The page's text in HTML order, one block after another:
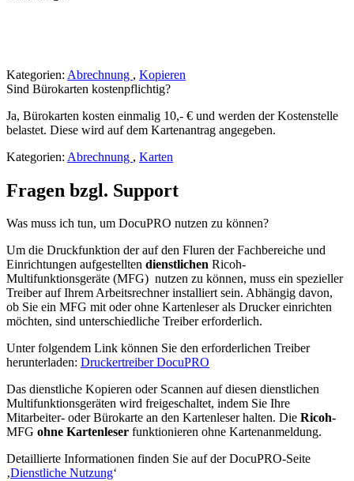
Kategorien: Abrechnung , Kopieren
Sind Bürokarten kostenpflichtig?
Ja, Bürokarten kosten einmalig 10,- € und werden der Kostenstelle
belastet. Diese wird auf dem Kartenantrag angegeben.
Kategorien: Abrechnung , Karten
Fragen bzgl. Support
Was muss ich tun, um DocuPRO nutzen zu können?
Um die Druckfunktion der auf den Fluren der Fachbereiche und
Einrichtungen aufgestellten dienstlichen Ricoh-
Multifunktionsgeräte (MFG) nutzen zu können, muss ein spezieller
Treiber auf Ihrem Arbeitsrechner installiert sein. Abhängig davon,
ob Sie ein MFG mit oder ohne Kartenleser als Drucker einrichten
möchten, sind unterschiedliche Treiber erforderlich.
Unter folgendem Link können Sie den erforderlichen Treiber
herunterladen: Druckertreiber DocuPRO
Das dienstliche Kopieren oder Scannen auf diesen dienstlichen
Multifunktionsgeräten wird freigeschaltet, indem Sie Ihre
Mitarbeiter- oder Bürokarte an den Kartenleser halten. Die Ricoh-
MFG ohne Kartenleser funktionieren ohne Kartenanmeldung.
Detaillierte Informationen finden Sie auf der DocuPRO-Seite
‚Dienstliche Nutzung‘